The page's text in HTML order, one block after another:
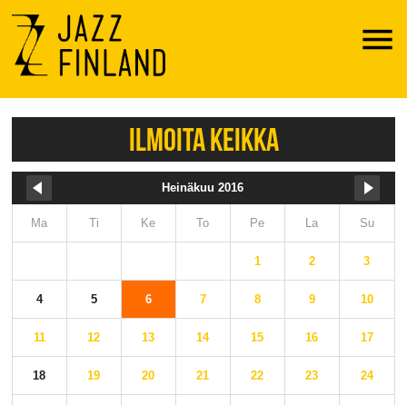
Menu
ILMOITA KEIKKA
Heinäkuu 2016
Ma Ti Ke To Pe La Su
1 2 3
4 5 6 7 8 9 10
11 12 13 14 15 16 17
18 19 20 21 22 23 24